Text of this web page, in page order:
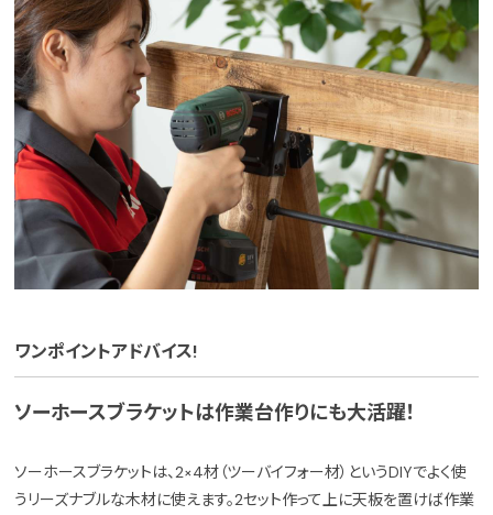
ワンポイントアドバイス!
ソーホースブラケットは作業台作りにも大活躍！
ソーホースブラケットは、2×4材（ツーバイフォー材）というDIYでよく使
うリーズナブルな木材に使えます。2セット作って上に天板を置けば作業